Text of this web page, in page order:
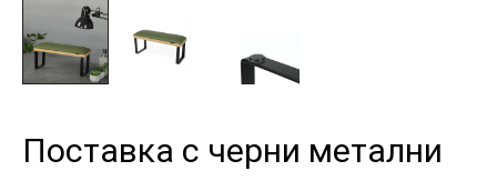
Поставка с черни метални